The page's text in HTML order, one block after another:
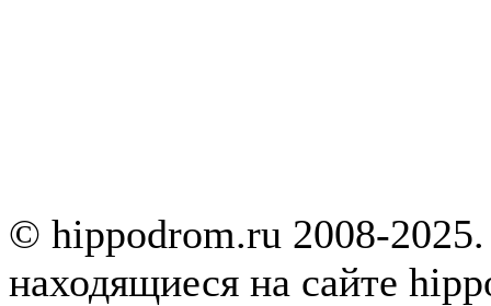
© hippodrom.ru 2008-
находящиеся на сайте